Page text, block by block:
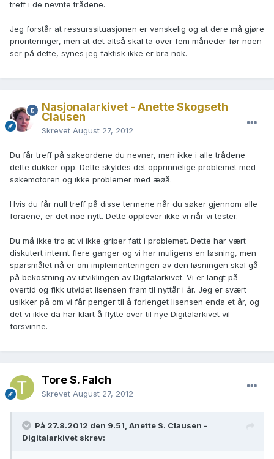
treff i de nevnte trådene.
Jeg forstår at ressurssituasjonen er vanskelig og at dere må gjøre
prioriteringer, men at det altså skal ta over fem måneder før noen
ser på dette, synes jeg faktisk ikke er bra nok.
Nasjonalarkivet - Anette Skogseth
Clausen
Skrevet August 27, 2012
Du får treff på søkeordene du nevner, men ikke i alle trådene
dette dukker opp. Dette skyldes det opprinnelige problemet med
søkemotoren og ikke problemer med æøå.
Hvis du får null treff på disse termene når du søker gjennom alle
foraene, er det noe nytt. Dette opplever ikke vi når vi tester.
Du må ikke tro at vi ikke griper fatt i problemet. Dette har vært
diskutert internt flere ganger og vi har muligens en løsning, men
spørsmålet nå er om implementeringen av den løsningen skal gå
på bekostning av utviklingen av Digitalarkivet. Vi er langt på
overtid og fikk utvidet lisensen fram til nyttår i år. Jeg er svært
usikker på om vi får penger til å forlenget lisensen enda et år, og
det vi ikke da har klart å flytte over til nye Digitalarkivet vil
forsvinne.
Tore S. Falch
Skrevet August 27, 2012
På 27.8.2012 den 9.51, Anette S. Clausen -
Digitalarkivet skrev: